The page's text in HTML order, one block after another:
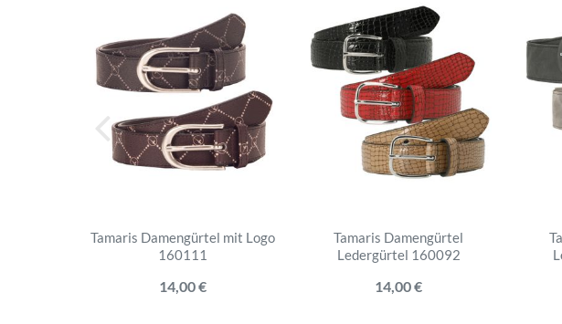
Tamaris Damengürtel mit Logo
160111
14,00 €
Tamaris Damengürtel
Ledergürtel 160092
14,00 €